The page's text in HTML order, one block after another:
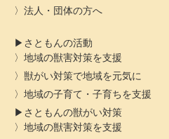
法人・団体の方へ
さともんの活動
地域の獣害対策を支援
獣がい対策で地域を元気に
地域の子育て・子育ちを支援
さともんの獣がい対策
地域の獣害対策を支援